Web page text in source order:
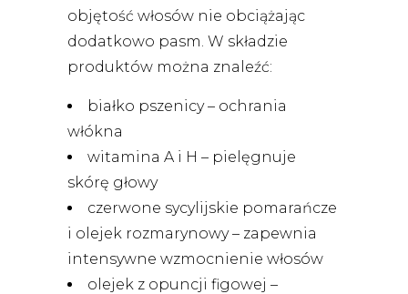
objętość włosów nie obciążając
dodatkowo pasm. W składzie
produktów można znaleźć:
białko pszenicy – ochrania
włókna
witamina A i H – pielęgnuje
skórę głowy
czerwone sycylijskie pomarańcze
i olejek rozmarynowy – zapewnia
intensywne wzmocnienie włosów
olejek z opuncji figowej –